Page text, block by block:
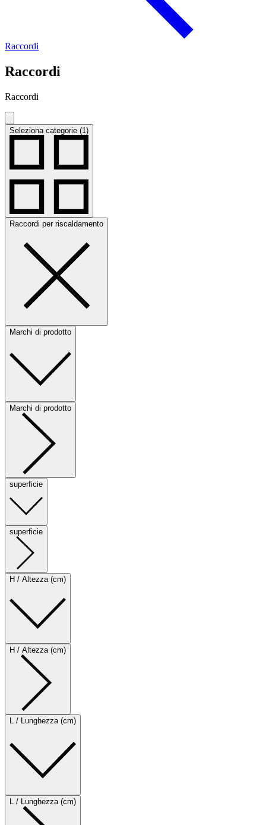
Raccordi
Raccordi
Raccordi
Seleziona categorie (1)
Raccordi per riscaldamento
Marchi di prodotto
Marchi di prodotto
superficie
superficie
H / Altezza (cm)
H / Altezza (cm)
L / Lunghezza (cm)
L / Lunghezza (cm)